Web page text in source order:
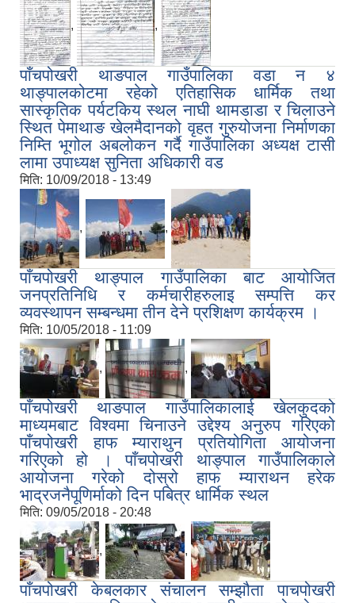
, ,
पाँचपोखरी थाङपाल गाउँपालिका वडा न ४
थाङ्पालकोटमा रहेको एतिहासिक धार्मिक तथा
सास्कृतिक पर्यटकिय स्थल नाघी थामडाडा र चिलाउने
स्थित पेमाथाङ खेलमैदानको वृहत गुरुयोजना निर्माणका
निम्ति भूगोल अबलोकन गर्दै गाउँपालिका अध्यक्ष टासी
लामा उपाध्यक्ष सुनिता अधिकारी वड
मिति: 10/09/2018 - 13:49
, ,
पाँचपोखरी थाङ्पाल गाउँपालिका बाट आयोजित
जनप्रतिनिधि र कर्मचारीहरुलाइ सम्पत्ति कर
व्यवस्थापन सम्बन्धमा तीन देने प्रशिक्षण कार्यक्रम ।
मिति: 10/05/2018 - 11:09
, ,
पाँचपोखरी थाङपाल गाउँपालिकालाई खेलकुदको
माध्यमबाट विश्वमा चिनाउने उद्देश्य अनुरुप गरिएको
पाँचपोखरी हाफ म्याराथुन प्रतियोगिता आयोजना
गरिएको हो । पाँचपोखरी थाङ्पाल गाउँपालिकाले
आयोजना गरेको दोस्रो हाफ म्याराथन हरेक
भाद्रजनैपूणिर्माको दिन पबित्र धार्मिक स्थल
मिति: 09/05/2018 - 20:48
, ,
पाँचपोखरी केबलकार संचालन सम्झौता पाचपोखरी